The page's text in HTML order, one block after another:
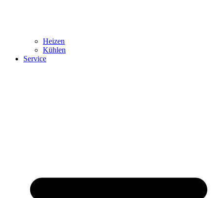
Heizen
Kühlen
Service